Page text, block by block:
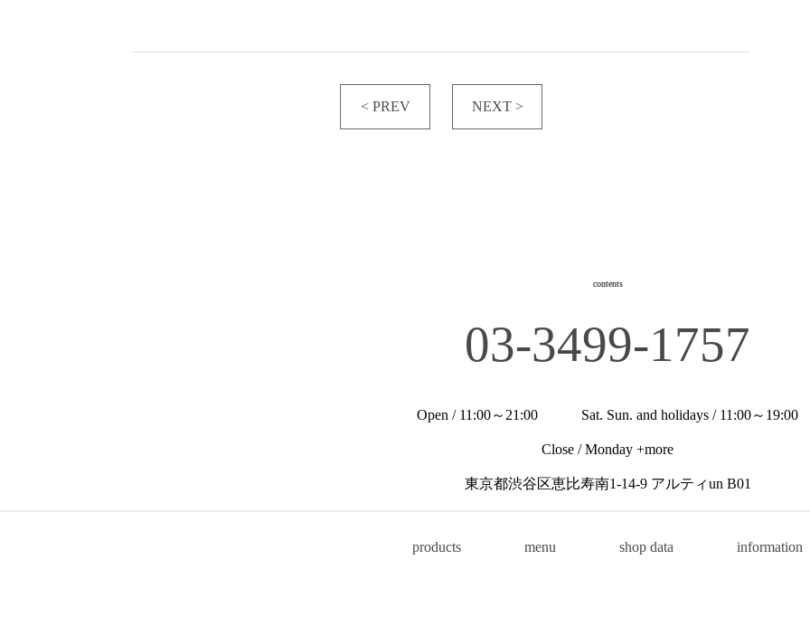
< PREV NEXT >
contents
03-3499-1757
Open / 11:00～21:00 Sat. Sun. and holidays / 11:00～19:00
Close / Monday +more
東京都渋谷区恵比寿南1-14-9 アルティun B01
products menu shop data information